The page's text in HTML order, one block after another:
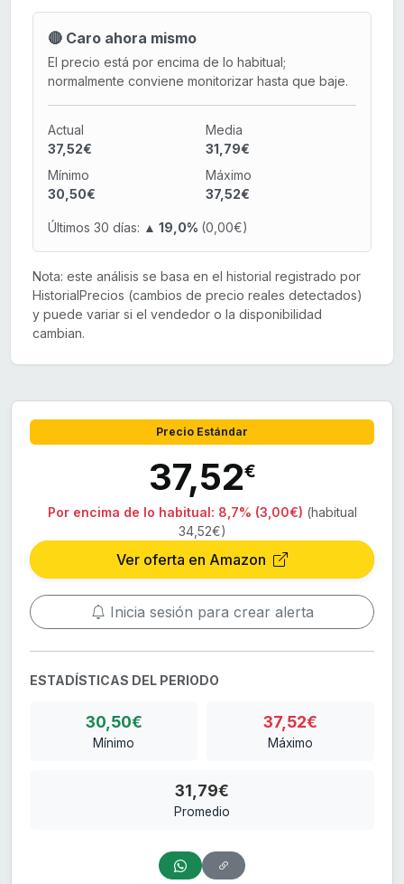
🔴 Caro ahora mismo
El precio está por encima de lo habitual;
normalmente conviene monitorizar hasta que baje.
Actual
37,52€
Media
31,79€
Mínimo
30,50€
Máximo
37,52€
Últimos 30 días: ▲ 19,0% (0,00€)
Nota: este análisis se basa en el historial registrado por
HistorialPrecios (cambios de precio reales detectados)
y puede variar si el vendedor o la disponibilidad
cambian.
Precio Estándar
37,52€
Por encima de lo habitual: 8,7% (3,00€) (habitual
34,52€)
Ver oferta en Amazon
Inicia sesión para crear alerta
ESTADÍSTICAS DEL PERIODO
30,50€
Mínimo
37,52€
Máximo
31,79€
Promedio